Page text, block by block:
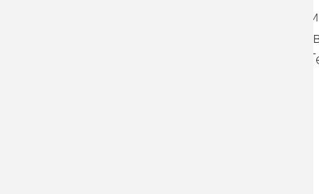
Этапы Лиги
ноября), в
и 4 декабря, в